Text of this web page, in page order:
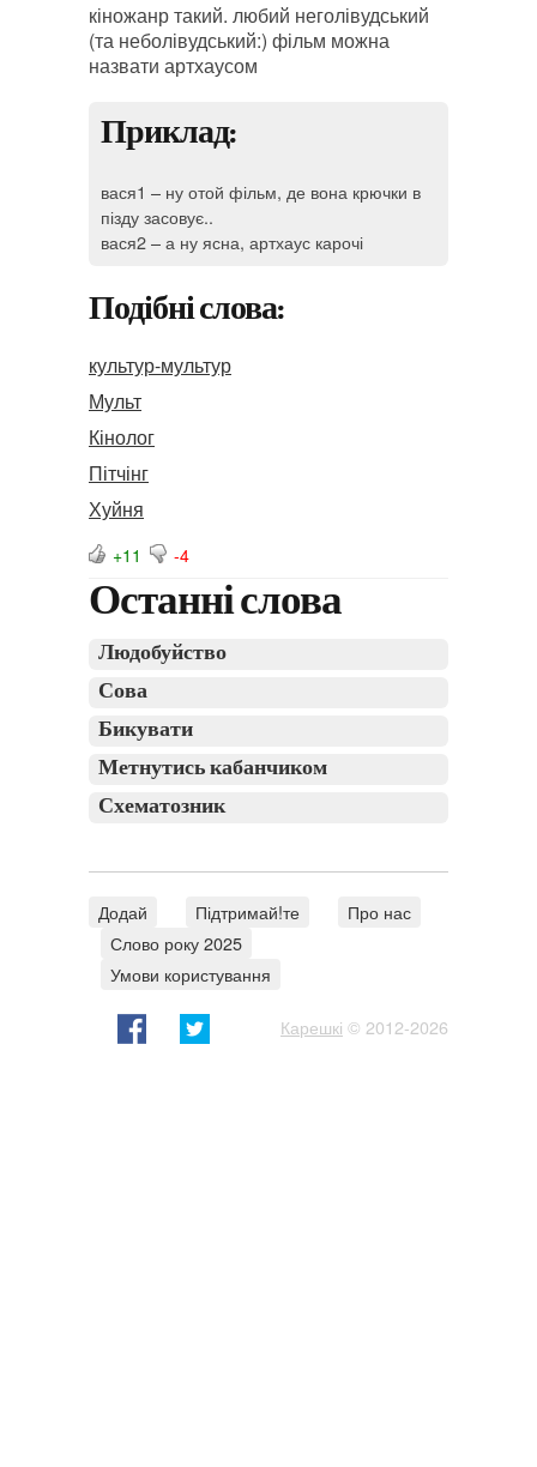
кіножанр такий. любий неголівудський
(та неболівудський:) фільм можна
назвати артхаусом
Приклад:
вася1 – ну отой фільм, де вона крючки в
пізду засовує..
вася2 – а ну ясна, артхаус карочі
Подібні слова:
культур-мультур
Мульт
Кінолог
Пітчінг
Хуйня
+11 -4
Останні слова
Людобуйство
Сова
Бикувати
Метнутись кабанчиком
Схематозник
Додай Підтримай!те
Про нас
Слово року 2025
Умови користування
Карешкі © 2012-2026